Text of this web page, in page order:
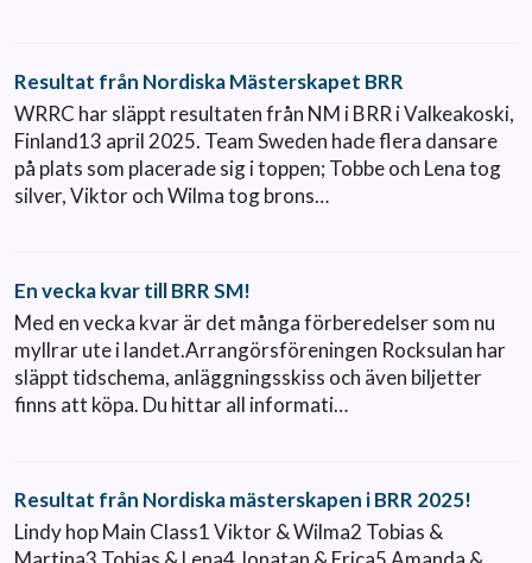
Resultat från Nordiska Mästerskapet BRR
WRRC har släppt resultaten från NM i BRR i Valkeakoski,
Finland13 april 2025. Team Sweden hade flera dansare
på plats som placerade sig i toppen; Tobbe och Lena tog
silver, Viktor och Wilma tog brons…
En vecka kvar till BRR SM!
Med en vecka kvar är det många förberedelser som nu
myllrar ute i landet.Arrangörsföreningen Rocksulan har
släppt tidschema, anläggningsskiss och även biljetter
finns att köpa. Du hittar all informati…
Resultat från Nordiska mästerskapen i BRR 2025!
Lindy hop Main Class1 Viktor & Wilma2 Tobias &